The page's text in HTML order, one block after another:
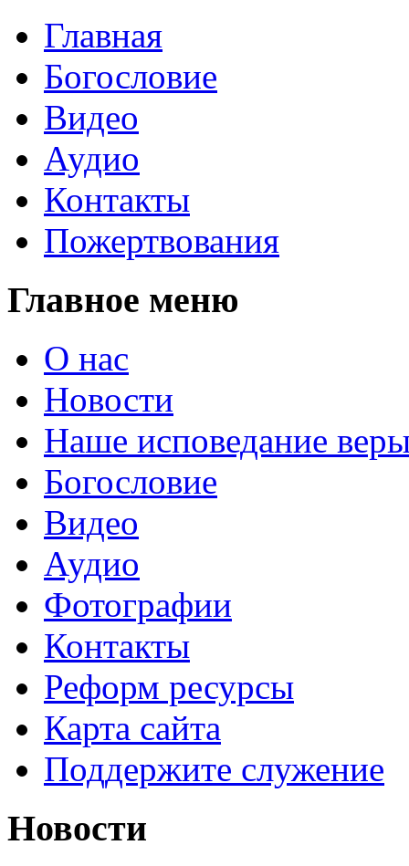
Главная
Богословие
Видео
Аудио
Контакты
Пожертвования
Главное меню
О нас
Новости
Наше исповедание
Богословие
Видео
Аудио
Фотографии
Контакты
Реформ ресурсы
Карта сайта
Поддержите служение
Новости